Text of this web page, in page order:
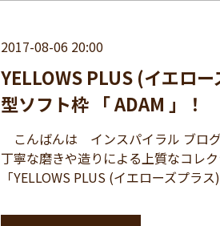
2017-08-06 20:00
YELLOWS PLUS (イエロ
型ソフト枠 「 ADAM 」！
こんばんは インスパイラル ブロ
丁寧な磨きや造りによる上質なコレ
「YELLOWS PLUS (イエローズプ